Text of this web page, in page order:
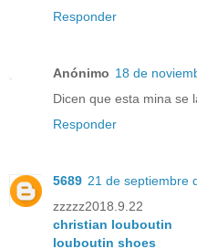
Responder
Anónimo 18 de
Dicen que esta mina se
Responder
5689 21 de septiembre
zzzzz2018.9.22
christian louboutin
louboutin shoes